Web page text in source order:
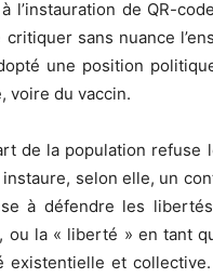
l’instauration de QR-
sans nuance
une position
voire du vaccin.
de la population refuse
selon elle, un
à défendre les
ou la « liberté » en tant
existentielle et